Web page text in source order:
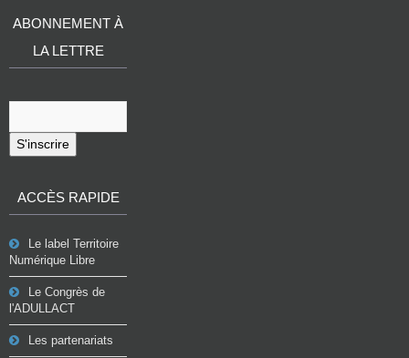
ABONNEMENT À
LA LETTRE
S'inscrire
ACCÈS RAPIDE
Le label Territoire
Numérique Libre
Le Congrès de
l'ADULLACT
Les partenariats